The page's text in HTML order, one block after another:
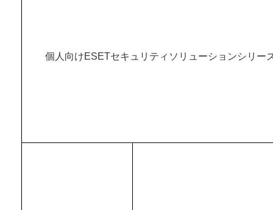
個人向けESETセキュリティソリューションシリー